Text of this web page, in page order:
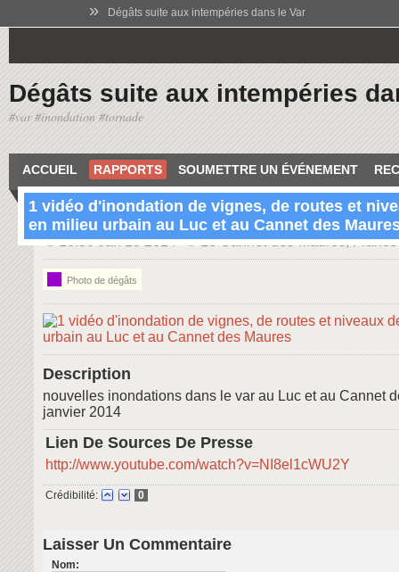
» Dégâts suite aux intempéries dans le Var
Dégâts suite aux intempéries
#var #inondation #tornade
ACCUEIL RAPPORTS SOUMETTRE UN ÉVÉNEMENT
1 vidéo d'inondation de vignes, de routes et
en milieu urbain au Luc et au Cannet des
18:30 Jan 19 2014 Le Cannet-des-Maures, France
Photo de dégâts
Description
nouvelles inondations dans le var au Luc et au Cannet
janvier 2014
Lien De Sources De Presse
http://www.youtube.com/watch?v=NI8el1cWU2Y
Crédibilité: 0
Laisser Un Commentaire
Nom: